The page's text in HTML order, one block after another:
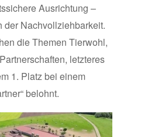
Ausrichtung –
der Nachvollziehbarkeit.
die Themen Tierwohl,
letzteres
1. Platz bei einem
belohnt.